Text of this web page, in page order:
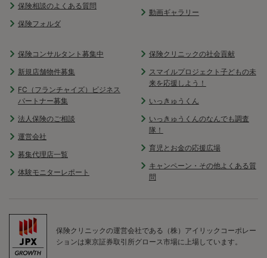
保険相談のよくある質問
保険フォルダ
動画ギャラリー
保険コンサルタント募集中
新規店舗物件募集
FC（フランチャイズ）ビジネス
パートナー募集
法人保険のご相談
運営会社
募集代理店一覧
体験モニターレポート
保険クリニックの社会貢献
スマイルプロジェクト子どもの未
来を応援しよう！
いっきゅうくん
いっきゅうくんのなんでも調査
隊！
育児とお金の応援広場
キャンペーン・その他よくある質
問
保険クリニックの運営会社である（株）アイリックコーポレー
ションは東京証券取引所グロース市場に上場しています。